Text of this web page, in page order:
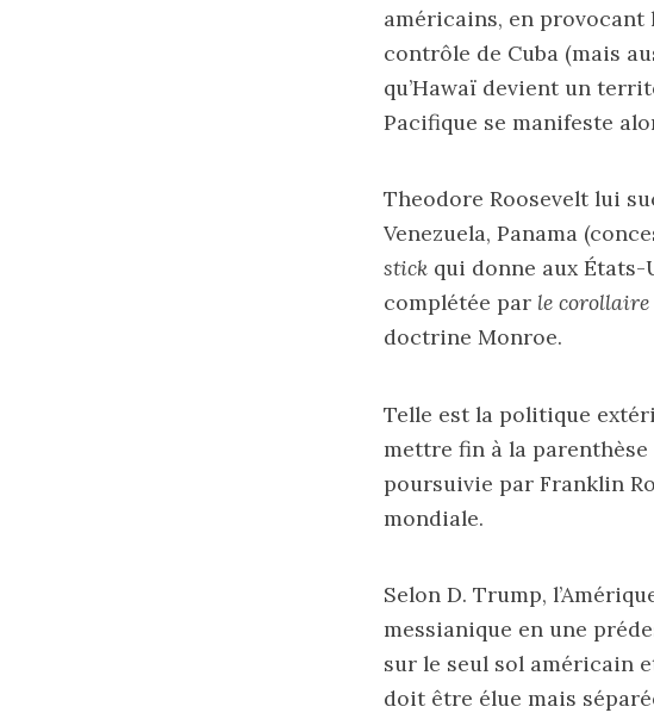
américains, en
contrôle de Cuba (mais
qu’Hawaï devient un
Pacifique se manifeste
Theodore Roosevelt lui
Venezuela, Panama
stick qui donne aux
complétée par le corollaire
doctrine Monroe.
Telle est la politique
mettre fin à la
poursuivie par Franklin
mondiale.
Selon D. Trump,
messianique en une
sur le seul sol américain
doit être élue mais